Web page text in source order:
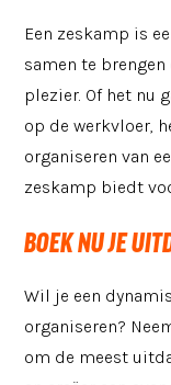
Een zeskamp is
samen te
plezier. Of het nu
op de werkvloer,
organiseren van
zeskamp biedt
BOEK NU JE
Wil je een
organiseren?
om de meest